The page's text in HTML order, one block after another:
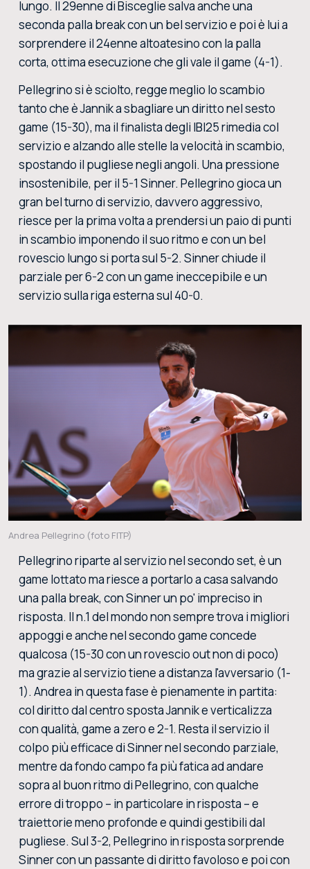
lungo. Il 29enne di Bisceglie salva anche una
seconda palla break con un bel servizio e poi è lui a
sorprendere il 24enne altoatesino con la palla
corta, ottima esecuzione che gli vale il game (4-1).
Pellegrino si è sciolto, regge meglio lo scambio
tanto che è Jannik a sbagliare un diritto nel sesto
game (15-30), ma il finalista degli IBI25 rimedia col
servizio e alzando alle stelle la velocità in scambio,
spostando il pugliese negli angoli. Una pressione
insostenibile, per il 5-1 Sinner. Pellegrino gioca un
gran bel turno di servizio, davvero aggressivo,
riesce per la prima volta a prendersi un paio di punti
in scambio imponendo il suo ritmo e con un bel
rovescio lungo si porta sul 5-2. Sinner chiude il
parziale per 6-2 con un game ineccepibile e un
servizio sulla riga esterna sul 40-0.
Andrea Pellegrino (foto FITP)
Pellegrino riparte al servizio nel secondo set, è un
game lottato ma riesce a portarlo a casa salvando
una palla break, con Sinner un po' impreciso in
risposta. Il n.1 del mondo non sempre trova i migliori
appoggi e anche nel secondo game concede
qualcosa (15-30 con un rovescio out non di poco)
ma grazie al servizio tiene a distanza l'avversario (1-
1). Andrea in questa fase è pienamente in partita:
col diritto dal centro sposta Jannik e verticalizza
con qualità, game a zero e 2-1. Resta il servizio il
colpo più efficace di Sinner nel secondo parziale,
mentre da fondo campo fa più fatica ad andare
sopra al buon ritmo di Pellegrino, con qualche
errore di troppo – in particolare in risposta – e
traiettorie meno profonde e quindi gestibili dal
pugliese. Sul 3-2, Pellegrino in risposta sorprende
Sinner con un passante di diritto favoloso e poi con